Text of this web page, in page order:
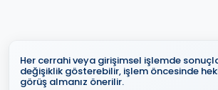
Her cerrahi veya girişimsel işlemde
değişiklik gösterebilir, işlem öncesinde
görüş almanız önerilir.